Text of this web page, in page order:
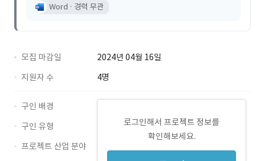
Word
경력 무관
모집 마감일
2024년 04월 16일
지원자 수
4명
로그인해서 프로젝트 정보를
확인해보세요.
구인 배경
구인 유형
프로젝트 산업 분야